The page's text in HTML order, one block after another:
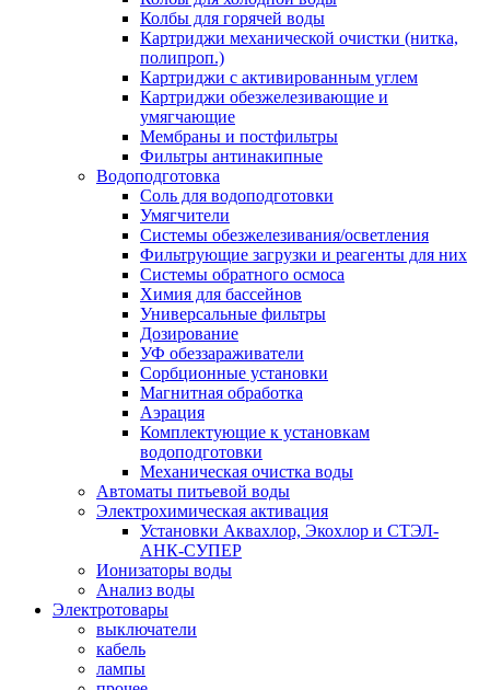
Колбы для горячей воды
Картриджи механической очистки (нитка,
полипроп.)
Картриджи с активированным углем
Картриджи обезжелезивающие и
умягчающие
Мембраны и постфильтры
Фильтры антинакипные
Водоподготовка
Соль для водоподготовки
Умягчители
Системы обезжелезивания/осветления
Фильтрующие загрузки и реагенты для них
Системы обратного осмоса
Химия для бассейнов
Универсальные фильтры
Дозирование
УФ обеззараживатели
Сорбционные установки
Магнитная обработка
Аэрация
Комплектующие к установкам
водоподготовки
Механическая очистка воды
Автоматы питьевой воды
Электрохимическая активация
Установки Аквахлор, Экохлор и СТЭЛ-
АНК-СУПЕР
Ионизаторы воды
Анализ воды
Электротовары
выключатели
кабель
лампы